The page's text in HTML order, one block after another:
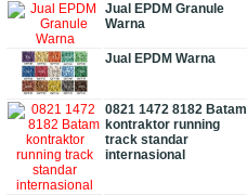
Jual EPDM Granule
Warna
Jual EPDM Warna
0821 1472 8182 Batam
kontraktor running
track standar
internasional